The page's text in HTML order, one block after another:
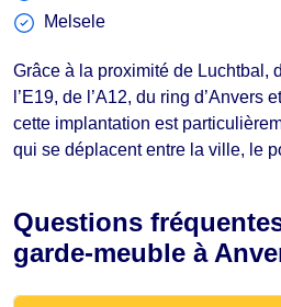
Melsele
Grâce à la proximité de Luchtbal,
l’E19, de l’A12, du ring d’Anvers
cette implantation est
qui se déplacent entre la ville, le
Questions
garde-meuble à